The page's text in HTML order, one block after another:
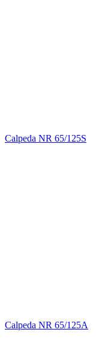
Calpeda NR 65/125S
Calpeda NR 65/125A